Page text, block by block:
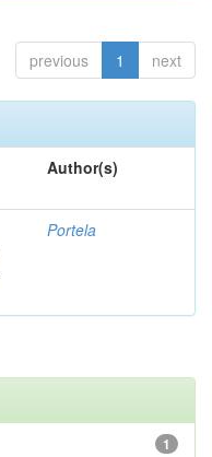
previous 1 next
Author(s)
Portela
1